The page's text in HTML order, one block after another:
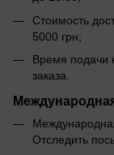
Стоимость
5000 грн;
Время подачи
заказа.
Отследить